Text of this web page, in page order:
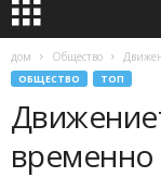
дом Общество
ОБЩЕСТВО ТОП